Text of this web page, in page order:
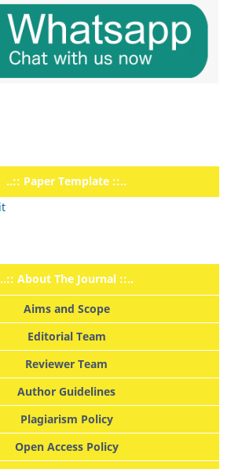
..:: Paper Template ::..
..:: About The Journal ::..
Aims and Scope
Editorial Team
Reviewer Team
Author Guidelines
Plagiarism Policy
Open Access Policy